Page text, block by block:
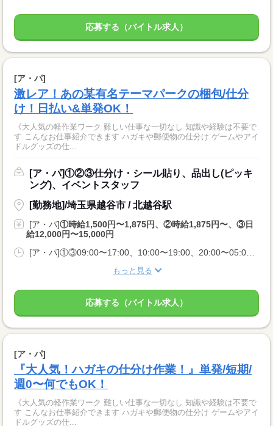
応募する（バイトル求人）
[ア・パ]
激レア！あの某有名テーマパークの梱包/仕分
け！日払い&単発OK！
《大人気の軽作業ワーク 難しい仕事な一切なし 知識や経験は不要で
す こんなお仕事紹介できます ハガキや郵便物の仕分け ゲームやアイ
ドルグッズの仕...
[ア・パ]①②③仕分け・シール貼り、品出し(ピッキ
ング)、イベントスタッフ
[勤務地]/埼玉県越谷市 / 北越谷駅
[ア・パ]①時給1,500円〜1,875円、②時給1,875円〜、③日
給12,000円〜15,000円
もっと見る
応募する（バイトル求人）
[ア・パ]
『大人気！ハガキの仕分け作業！』単発/短期/
週0〜何でもOK！
《大人気の軽作業ワーク 難しい仕事な一切なし 知識や経験は不要で
す こんなお仕事紹介できます ハガキや郵便物の仕分け ゲームやアイ
ドルグッズの仕...